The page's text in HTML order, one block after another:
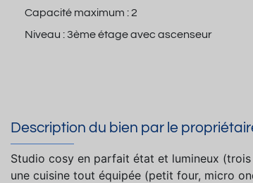
Capacité maximum :2
Niveau :3ème étage avec ascenseur
Description du bien par le
Studio cosy en parfait état et lumineux
une cuisine tout équipée (petit four, micro